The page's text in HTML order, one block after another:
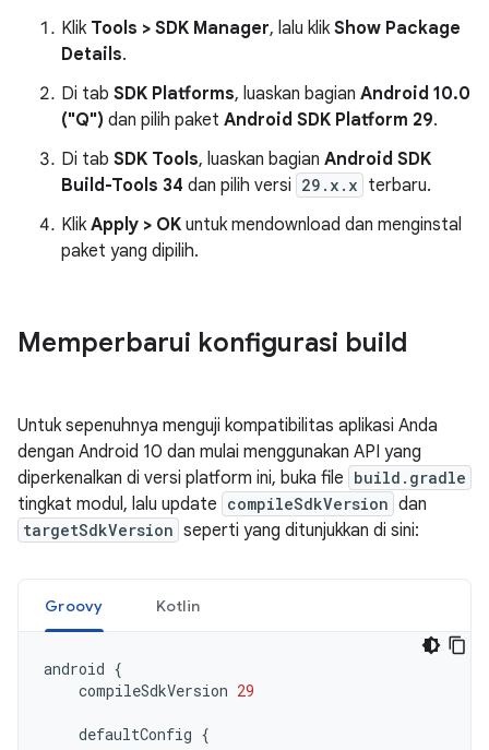
Klik Tools > SDK Manager, lalu klik Show Package
Details.
Di tab SDK Platforms, luaskan bagian Android 10.0
("Q") dan pilih paket Android SDK Platform 29.
Di tab SDK Tools, luaskan bagian Android SDK
Build-Tools 34 dan pilih versi 29.x.x terbaru.
Klik Apply > OK untuk mendownload dan menginstal
paket yang dipilih.
Memperbarui konfigurasi build
Untuk sepenuhnya menguji kompatibilitas aplikasi Anda
dengan Android 10 dan mulai menggunakan API yang
diperkenalkan di versi platform ini, buka file build.gradle
tingkat modul, lalu update compileSdkVersion dan
targetSdkVersion seperti yang ditunjukkan di sini:
Groovy Kotlin
android {
compileSdkVersion 29
defaultConfig {